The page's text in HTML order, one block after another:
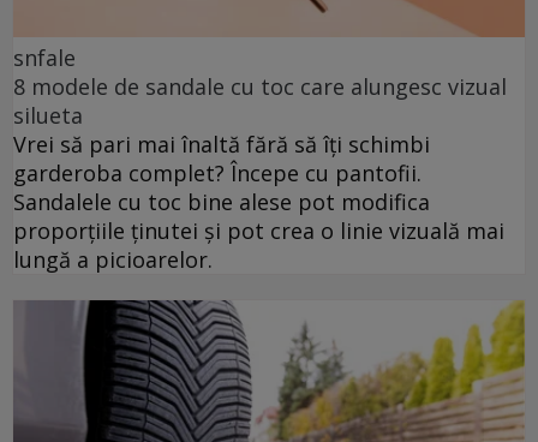
snfale
8 modele de sandale cu toc care alungesc vizual
silueta
Vrei să pari mai înaltă fără să îți schimbi
garderoba complet? Începe cu pantofii.
Sandalele cu toc bine alese pot modifica
proporțiile ținutei și pot crea o linie vizuală mai
lungă a picioarelor.